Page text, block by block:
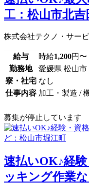
工：松山市北吉
株式会社テクノ・サー
給与 時給1,200円〜
勤務地
愛媛県 松山市
寮・社宅 なし
仕事内容 加工・製造 /
募集が停止しています
速払いOK♪経
ッキング作業